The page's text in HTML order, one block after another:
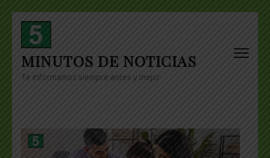
Skip
content
(Press
Enter)
MINUTOS DE NOTICIAS
Te informamos siempre antes y mejor